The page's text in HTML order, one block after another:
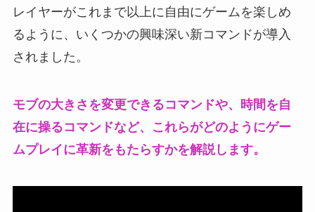
レイヤーがこれまで以上に自由にゲームを楽しめ
るように、いくつかの興味深い新コマンドが導入
されました。
モブの大きさを変更できるコマンドや、時間を自
在に操るコマンドなど、これらがどのようにゲー
ムプレイに革新をもたらすかを解説します。